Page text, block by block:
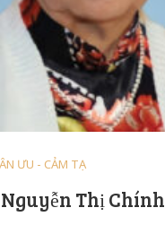
ƯU - CẢM TẠ
Thị Chính